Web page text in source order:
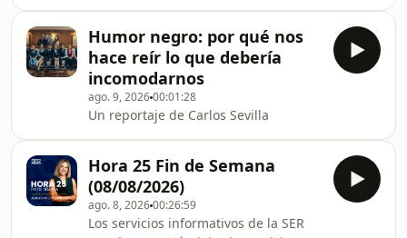
Humor negro: por qué nos
hace reír lo que debería
incomodarnos
ago. 9, 202600:01:28
Un reportaje de Carlos Sevilla
Hora 25 Fin de Semana
(08/08/2026)
ago. 8, 202600:26:59
Los servicios informativos de la SER